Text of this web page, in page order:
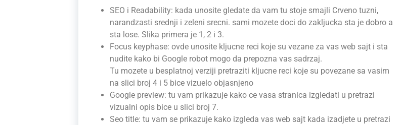
SEO i Readability: kada unosite gledate da vam tu stoje smajli Crveno tuzni,
narandzasti srednji i zeleni srecni. sami mozete doci do zakljucka sta je dobro a
sta lose. Slika primera je 1, 2 i 3.
Focus keyphase: ovde unosite kljucne reci koje su vezane za vas web sajt i sta
nudite kako bi Google robot mogo da prepozna vas sadrzaj.
Tu mozete u besplatnoj verziji pretraziti kljucne reci koje su povezane sa vasim
na slici broj 4 i 5 bice vizuelo objasnjeno
Google preview: tu vam prikazuje kako ce vasa stranica izgledati u pretrazi
vizualni opis bice u slici broj 7.
Seo title: tu vam se prikazuje kako izgleda vas web sajt kada izadjete u pretrazi